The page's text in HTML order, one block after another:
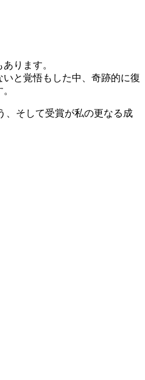
ります。
と覚悟もした中、奇跡的に復
、そして受賞が私の更なる成